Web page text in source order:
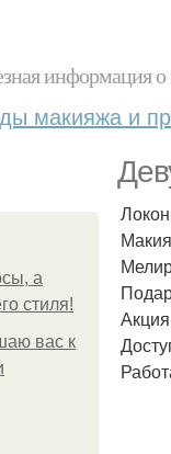
информация
макияжа и
а
стиля!
вас к